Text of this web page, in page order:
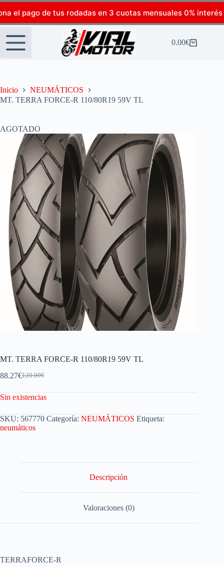
el pago de tus rodadas en 3 cuotas mensuales 0% interés
0.00€
Inicio
NEUMÁTICOS
MT. TERRA FORCE-R 110/80R19 59V TL
AGOTADO
MT. TERRA FORCE-R 110/80R19 59V TL
120.00€
88.27€
Sin existencias
SKU: 567770 Categoría: NEUMÁTICOS Etiqueta:
neumáticos
Descripción
Valoraciones (0)
TERRAFORCE-R